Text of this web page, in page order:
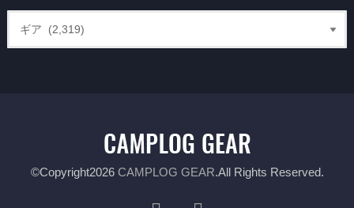
©Copyright2026 CAMPLOG GEAR.All Rights Reserved.